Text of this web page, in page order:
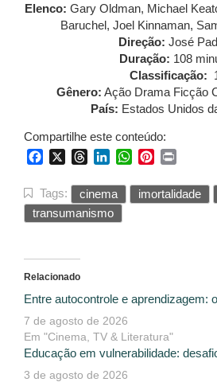
Elenco: Gary Oldman, Michael
Baruchel, Joel Kinnaman,
Direção: José
Duração: 108
Classificação:
Gênero: Ação Drama Ficção
País: Estados Unidos
Compartilhe este conteúdo:
FacebookThreadsLinkedInWhatsApp
Pinterest
Tags: cinema imortalidade
transumanismo
Relacionado
Entre autocontrole e aprendizagem:
7 de agosto de 2026
Em "Cinema, TV & Literatura"
Educação em vulnerabilidade:
3 de agosto de 2026